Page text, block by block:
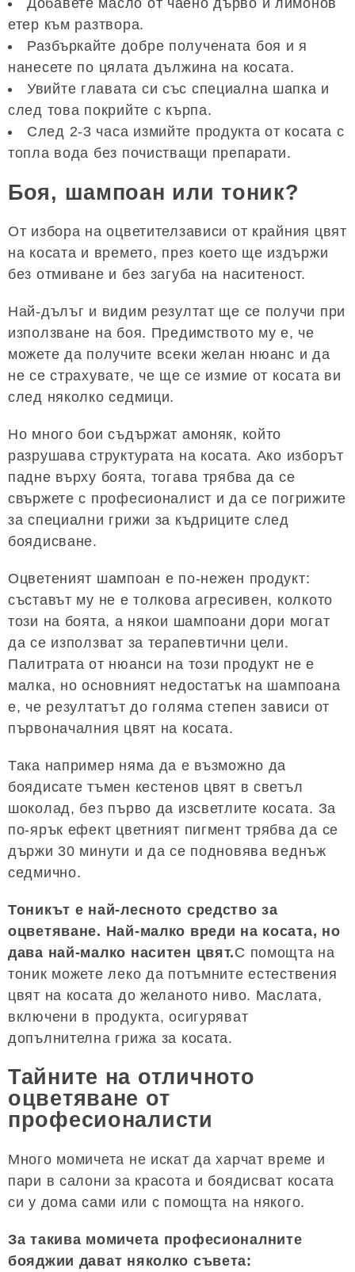
Добавете масло от чаено дърво и лимонов
етер към разтвора.
Разбъркайте добре получената боя и я
нанесете по цялата дължина на косата.
Увийте главата си със специална шапка и
след това покрийте с кърпа.
След 2-3 часа измийте продукта от косата с
топла вода без почистващи препарати.
Боя, шампоан или тоник?
От избора на оцветителзависи от крайния цвят
на косата и времето, през което ще издържи
без отмиване и без загуба на наситеност.
Най-дълъг и видим резултат ще се получи при
използване на боя. Предимството му е, че
можете да получите всеки желан нюанс и да
не се страхувате, че ще се измие от косата ви
след няколко седмици.
Но много бои съдържат амоняк, който
разрушава структурата на косата. Ако изборът
падне върху боята, тогава трябва да се
свържете с професионалист и да се погрижите
за специални грижи за къдриците след
боядисване.
Оцветеният шампоан е по-нежен продукт:
съставът му не е толкова агресивен, колкото
този на боята, а някои шампоани дори могат
да се използват за терапевтични цели.
Палитрата от нюанси на този продукт не е
малка, но основният недостатък на шампоана
е, че резултатът до голяма степен зависи от
първоначалния цвят на косата.
Така например няма да е възможно да
боядисате тъмен кестенов цвят в светъл
шоколад, без първо да изсветлите косата. За
по-ярък ефект цветният пигмент трябва да се
държи 30 минути и да се подновява веднъж
седмично.
Тоникът е най-лесното средство за
оцветяване. Най-малко вреди на косата, но
дава най-малко наситен цвят.С помощта на
тоник можете леко да потъмните естествения
цвят на косата до желаното ниво. Маслата,
включени в продукта, осигуряват
допълнителна грижа за косата.
Тайните на отличното
оцветяване от
професионалисти
Много момичета не искат да харчат време и
пари в салони за красота и боядисват косата
си у дома сами или с помощта на някого.
За такива момичета професионалните
бояджии дават няколко съвета: